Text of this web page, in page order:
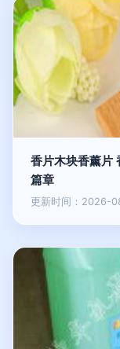
香片木块香薰片
篇章
更新时间：2026-